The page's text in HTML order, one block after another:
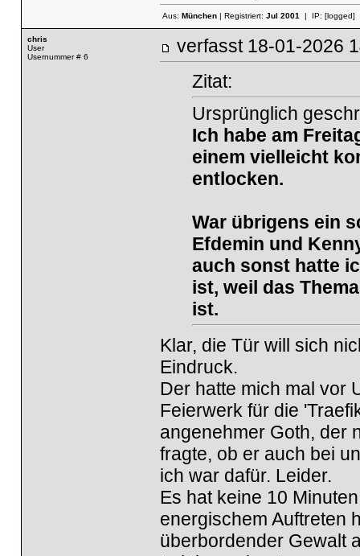
Aus: München| Registriert: Jul 2001| IP: [logged]
chris
User
Usernummer # 6
verfasst 18-01-
Zitat:
Ursprünglich
Ich habe am
einem vielleicht
entlocken.
War übrigens ein
Efdemin und
auch sonst hatte
ist, weil das
ist.
Klar, die Tür will sich
Eindruck.
Der hatte mich mal vor
Feierwerk für die
angenehmer Goth, der
fragte, ob er auch bei
ich war dafür. Leider.
Es hat keine 10
energischem Auftreten
überbordender Gewalt